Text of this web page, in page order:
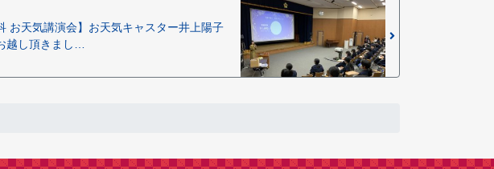
お天気講演会】お天気キャスター井上陽子
越し頂きまし…